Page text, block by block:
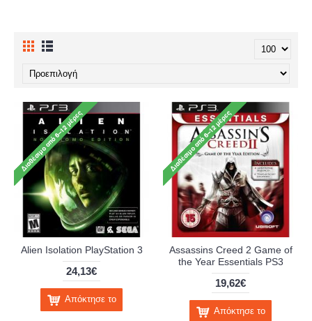
Alien Isolation PlayStation 3
24,13€
Απόκτησε το
Assassins Creed 2 Game of
the Year Essentials PS3
19,62€
Απόκτησε το